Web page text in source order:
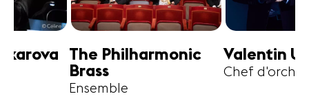
Valentin Uryupin
Chef d'orchestre
Amihai
Alto